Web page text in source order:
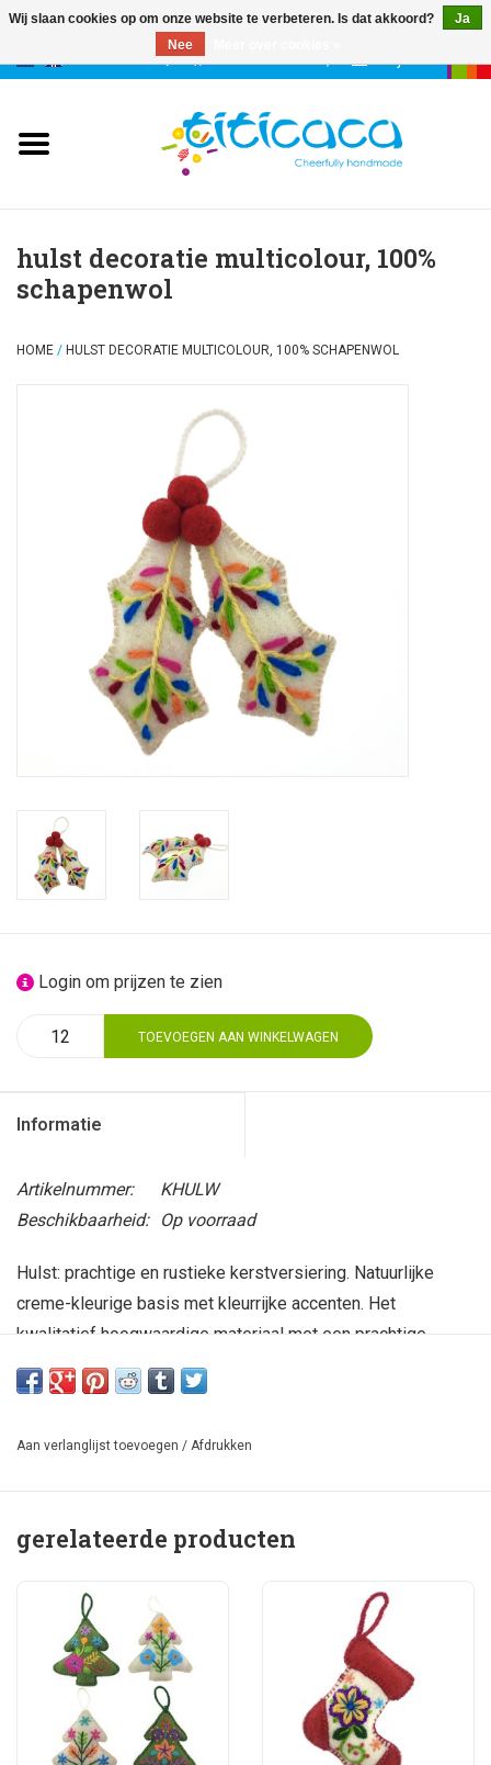
etuis & tassen
over titicaca
hulst decoratie multicolour, 100%
schapenwol
HOME / HULST DECORATIE MULTICOLOUR, 100% SCHAPENWOL
Login om prijzen te zien
TOEVOEGEN AAN WINKELWAGEN
Informatie
Artikelnummer:
KHULW
Beschikbaarheid:
Op voorraad
Hulst: prachtige en rustieke kerstversiering. Natuurlijke
creme-kleurige basis met kleurrijke accenten. Het
kwalitatief hoogwaardige materiaal met een prachtige
uitstraling is 100% lokale Peruaanse schapenwol. Met veel
toewijding handgemaakt in de bergen van Peru. Enkelzijdig
Aan verlanglijst toevoegen / Afdrukken
gerelateerde producten
Wij slaan cookies op om onze website te verbeteren. Is dat akkoord?
Ja
Nee